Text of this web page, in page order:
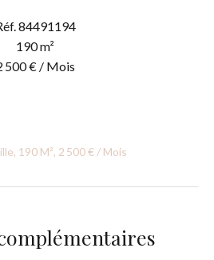
84491194
190 m²
500 € / Mois
190 M², 2 500 € / Mois